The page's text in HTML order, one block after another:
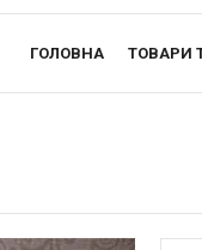
ГОЛОВНА ТОВАРИ